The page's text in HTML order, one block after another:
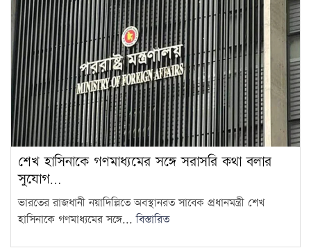
15
নিরাপত্তা ব্যবস্থা
শেখ হাসিনাকে গণমাধ্যমের সঙ্গে সরাসরি কথা বলার
সুযোগ…
ভারতের রাজধানী নয়াদিল্লিতে অবস্থানরত সাবেক প্রধানমন্ত্রী শেখ
হাসিনাকে গণমাধ্যমের সঙ্গে...বিস্তারিত